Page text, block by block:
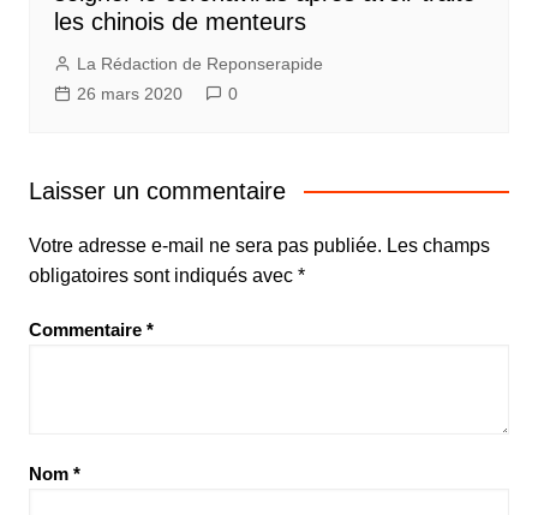
les chinois de menteurs
La Rédaction de Reponserapide
26 mars 2020
0
Laisser un commentaire
Votre adresse e-mail ne sera pas publiée. Les champs
obligatoires sont indiqués avec *
Commentaire *
Nom *